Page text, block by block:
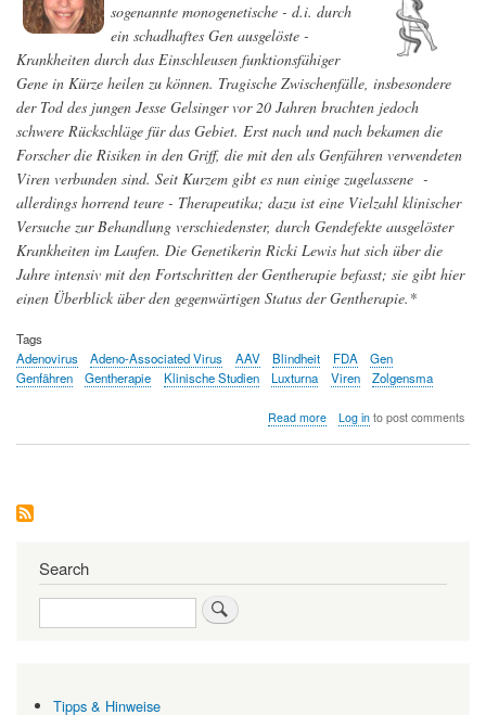
-
für
das
klinische
Scheitern
von
Wirkstoffen
gegen
Krebs
sogenannte monogenetische - d.i. durch
ein schadhaftes Gen ausgelöste -
Krankheiten durch das Einschleusen funktionsfähiger
Gene in Kürze heilen zu können. Tragische Zwischenfälle, insbesondere
der Tod des jungen Jesse Gelsinger vor 20 Jahren brachten jedoch
schwere Rückschläge für das Gebiet. Erst nach und nach bekamen die
Forscher die Risiken in den Griff, die mit den als Genfähren verwendeten
Viren verbunden sind. Seit Kurzem gibt es nun einige zugelassene -
allerdings horrend teure - Therapeutika; dazu ist eine Vielzahl klinischer
Versuche zur Behandlung verschiedenster, durch Gendefekte ausgelöster
Krankheiten im Laufen. Die Genetikerin Ricki Lewis hat sich über die
Jahre intensiv mit den Fortschritten der Gentherapie befasst; sie gibt hier
einen Überblick über den gegenwärtigen Status der Gentherapie.*
Tags
Adenovirus
Adeno-Associated Virus AAV Blindheit FDA
Gen
Genfähren
Gentherapie Klinische Studien Luxturna Viren Zolgensma
Read moreabout
Log into post comments
Search
Search
Tipps & Hinweise